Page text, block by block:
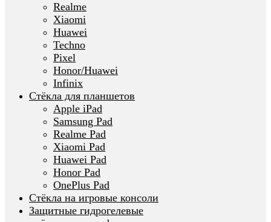
Realme
Xiaomi
Huawei
Techno
Pixel
Honor/Huawei
Infinix
Стёкла для планшетов
Apple iPad
Samsung Pad
Realme Pad
Xiaomi Pad
Huawei Pad
Honor Pad
OnePlus Pad
Стёкла на игровые консоли
Защитные гидрогелевые